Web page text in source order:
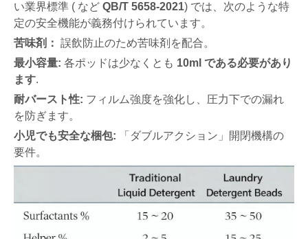
い業界標準 ( など QB/T 5658-2021) では、次のような特
定の安全機能が義務付けられています。
苦味剤： 誤飲防止のため苦味剤を配合。
最小容量: 各ポッドは少なくとも 10ml である必要があり
ます.
耐バースト性: フィルム強度を強化し、圧力下での漏れ
を防ぎます。
小児でも安全な梱包:
「ダブルアクション」開閉機構の
要件。